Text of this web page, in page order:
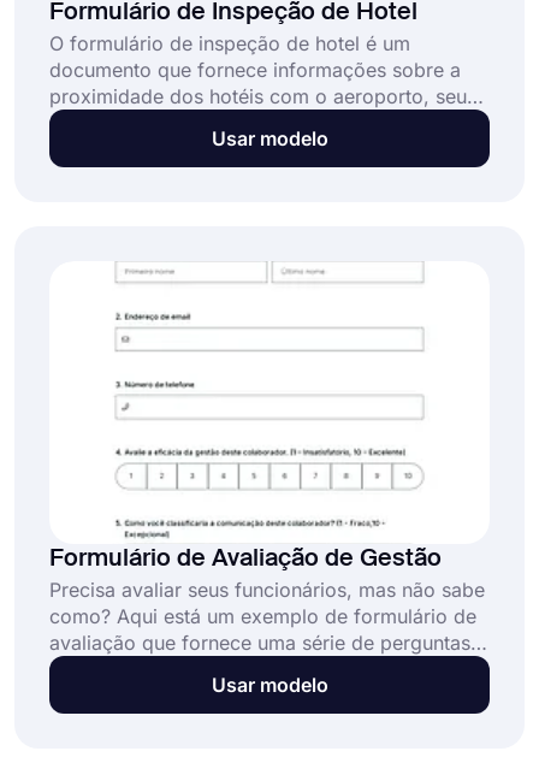
Formulário de Inspeção de Hotel
O formulário de inspeção de hotel é um
documento que fornece informações sobre a
proximidade dos hotéis com o aeroporto, seus
endereços, números de contato e outras
instalações. Se você deseja criar um formulário
Usar modelo
Formulário de Avaliação de Gestão
Precisa avaliar seus funcionários, mas não sabe
como? Aqui está um exemplo de formulário de
avaliação que fornece uma série de perguntas e
habilidades necessárias para a sua empresa.
Use este modelo de formulário para criar o seu
Usar modelo